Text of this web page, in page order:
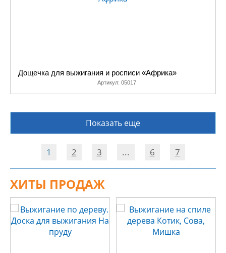
Дощечка для выжигания и росписи «Африка»
Артикул: 05017
Показать еще
1 2 3 ... 6 7
ХИТЫ ПРОДАЖ